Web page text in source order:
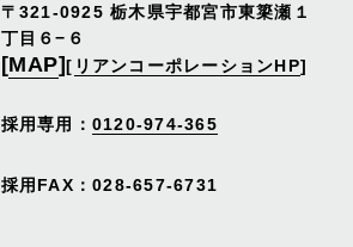
〒321-0925栃木県宇都宮市東簗瀬１
丁目６−６
[MAP][ リアンコーポレーションHP]
採用専用： 0120-974-365
採用FAX：028-657-6731